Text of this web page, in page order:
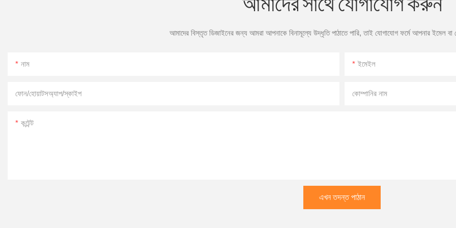
আমাদের সাথে যোগাযোগ করুন
আমাদের বিস্তৃত ডিজাইনের জন্য আমরা আপনাকে বিনামূল্যে উদ্ধৃতি পাঠাতে পারি, তাই যোগাযোগ ফর্মে আপনার ইমেল বা
নাম ইমেইল
ফোন/হোয়াটসঅ্যাপ/স্কাইপ কোম্পানির নাম
কন্টেন্ট
এখন তদন্ত পাঠান